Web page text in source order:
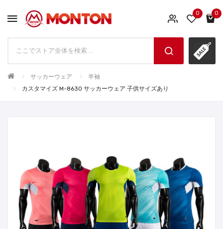
0 0
サッカーウェア
半袖
カスタマイズ M-8630 サッカーウェア 子供サイズあり